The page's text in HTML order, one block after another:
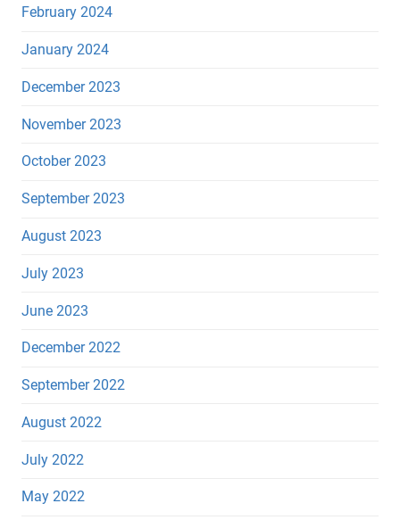
February 2024
January 2024
December 2023
November 2023
October 2023
September 2023
August 2023
July 2023
June 2023
December 2022
September 2022
August 2022
July 2022
May 2022